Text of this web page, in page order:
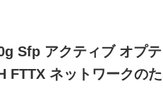
Sfp アクティブ オプ
FTTX ネットワークの